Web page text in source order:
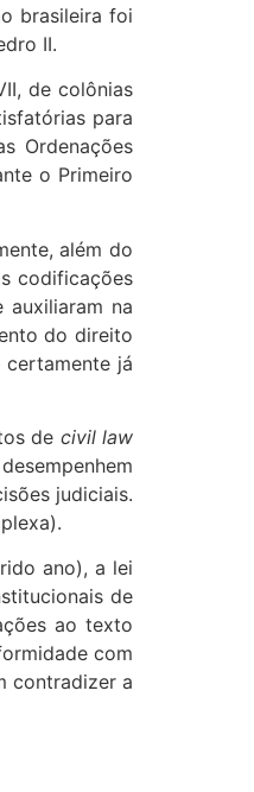
brasileira foi
II.
de colônias
para
Ordenações
o Primeiro
além do
codificações
na
do direito
já
de civil law
judiciais.
ano), a lei
de
ao texto
com
contradizer a